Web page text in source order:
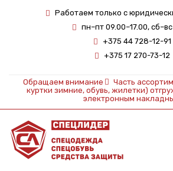
Работаем только с
пн–пт 09.00–17.00,
+375 44 728-12-91
+375 17 270-73-12
Обращаем внимание
Часть
куртки зимние, обувь, жилетки)
электронным